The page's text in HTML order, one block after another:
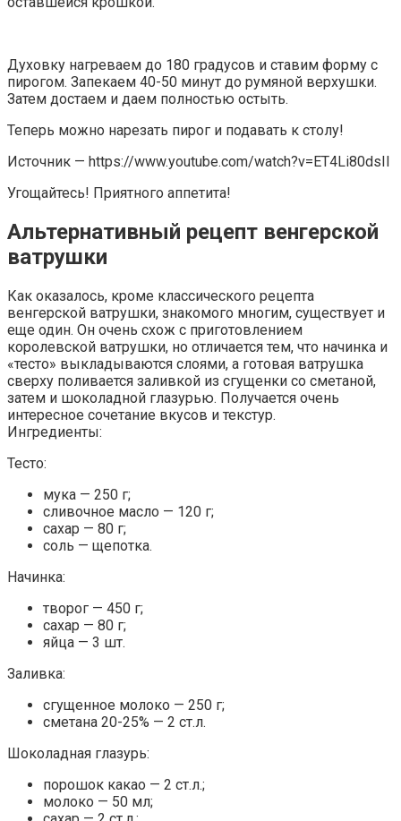
Духовку нагреваем до 180 градусов и ставим форму с
пирогом. Запекаем 40-50 минут до румяной верхушки.
Затем достаем и даем полностью остыть.
Теперь можно нарезать пирог и подавать к столу!
Источник — https://www.youtube.com/watch?v=ET4Li80dsII
Угощайтесь! Приятного аппетита!
Альтернативный рецепт венгерской
ватрушки
Как оказалось, кроме классического рецепта
венгерской ватрушки, знакомого многим, существует и
еще один. Он очень схож с приготовлением
королевской ватрушки, но отличается тем, что начинка и
«тесто» выкладываются слоями, а готовая ватрушка
сверху поливается заливкой из сгущенки со сметаной,
затем и шоколадной глазурью. Получается очень
интересное сочетание вкусов и текстур.
Ингредиенты:
Тесто:
мука — 250 г;
сливочное масло — 120 г;
сахар — 80 г;
соль — щепотка.
Начинка:
творог — 450 г;
сахар — 80 г;
яйца — 3 шт.
Заливка:
сгущенное молоко — 250 г;
сметана 20-25% — 2 ст.л.
Шоколадная глазурь:
порошок какао — 2 ст.л.;
молоко — 50 мл;